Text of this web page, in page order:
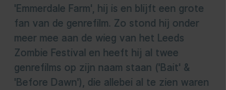
'Emmerdale Farm', hij is en blijft een grote
fan van de genrefilm. Zo stond hij onder
meer mee aan de wieg van het Leeds
Zombie Festival en heeft hij al twee
genrefilms op zijn naam staan ('Bait' &
'Before Dawn'), die allebei al te zien waren